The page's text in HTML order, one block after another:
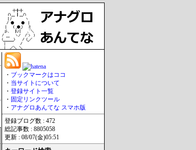
・ ブックマークはココ
・ 当サイトについて
・ 登録サイト一覧
・ 固定リンクツール
・ アナグロあんてな スマホ版
登録ブログ数 : 472
総記事数 : 8805058
更新 : 08/07(金)05:51